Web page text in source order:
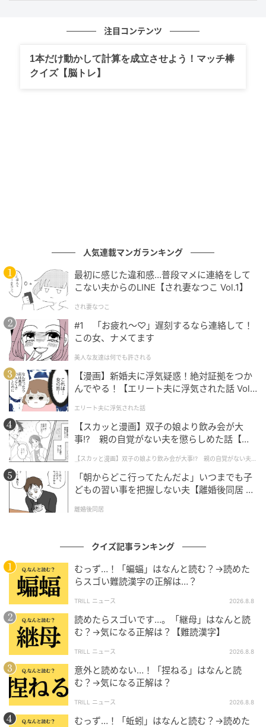
文（編集）：そこさん
元国語科教員。一文字でたくさんの意味を持つ漢字に
魅了され、大学では中国文学を専攻し、漢詩について
注目コンテンツ
1本だけ動かして計算を成立させよう！マッチ棒
クイズ【脳トレ】
人気連載マンガランキング
最初に感じた違和感…普段マメに連絡をして
こない夫からのLINE【され妻なつこ Vol.1】
され妻なつこ
#1 「お疲れ〜♡」遅刻するなら連絡して！
この女、ナメてます
美人な友達は何でも許される
【漫画】新婚夫に浮気疑惑！絶対証拠をつか
んでやる！【エリート夫に浮気された話 Vol.
エリート夫に浮気された話
【スカッと漫画】双子の娘より飲み会が大
事!? 親の自覚がない夫を懲らしめた話【第1
【スカッと漫画】双子の娘より飲み会が大事!? 親の自覚がない夫を
懲らしめた話
「朝からどこ行ってたんだよ」いつまでも子
どもの習い事を把握しない夫【離婚後同居 Vo
離婚後同居
クイズ記事ランキング
むっず…！「蝙蝠」はなんと読む？→読めた
らスゴい難読漢字の正解は…？
TRILL ニュース 2026.8.8
読めたらスゴいです…。「継母」はなんと読
む？→気になる正解は？【難読漢字】
TRILL ニュース 2026.8.8
意外と読めない…！「捏ねる」はなんと読
む？→気になる正解は？
TRILL ニュース 2026.8.8
むっず…！「蚯蚓」はなんと読む？→読めた